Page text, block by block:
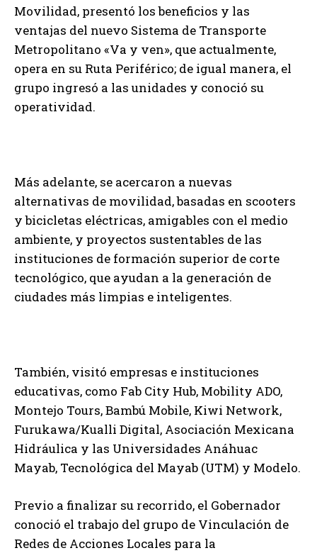
Movilidad, presentó los beneficios y las
ventajas del nuevo Sistema de Transporte
Metropolitano «Va y ven», que actualmente,
opera en su Ruta Periférico; de igual manera, el
grupo ingresó a las unidades y conoció su
operatividad.
Más adelante, se acercaron a nuevas
alternativas de movilidad, basadas en scooters
y bicicletas eléctricas, amigables con el medio
ambiente, y proyectos sustentables de las
instituciones de formación superior de corte
tecnológico, que ayudan a la generación de
ciudades más limpias e inteligentes.
También, visitó empresas e instituciones
educativas, como Fab City Hub, Mobility ADO,
Montejo Tours, Bambú Mobile, Kiwi Network,
Furukawa/Kualli Digital, Asociación Mexicana
Hidráulica y las Universidades Anáhuac
Mayab, Tecnológica del Mayab (UTM) y Modelo.
Previo a finalizar su recorrido, el Gobernador
conoció el trabajo del grupo de Vinculación de
Redes de Acciones Locales para la